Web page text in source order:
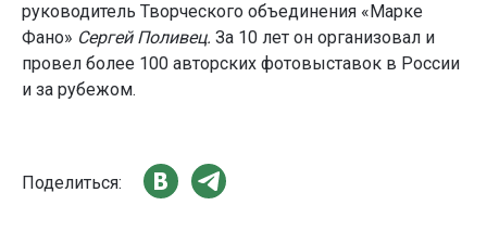
руководитель Творческого объединения «Марке
Фано» Сергей Поливец. За 10 лет он организовал и
провел более 100 авторских фотовыставок в России
и за рубежом.
Поделиться: